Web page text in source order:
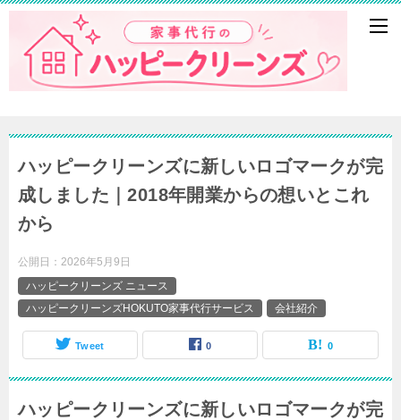
ハッピークリーンズに新しいロゴマークが完
成しました｜2018年開業からの想いとこれ
から
公開日： 2026年5月9日
ハッピークリーンズ ニュース
ハッピークリーンズHOKUTO家事代行サービス
会社紹介
Tweet 0 0
ハッピークリーンズに新しいロゴマークが完